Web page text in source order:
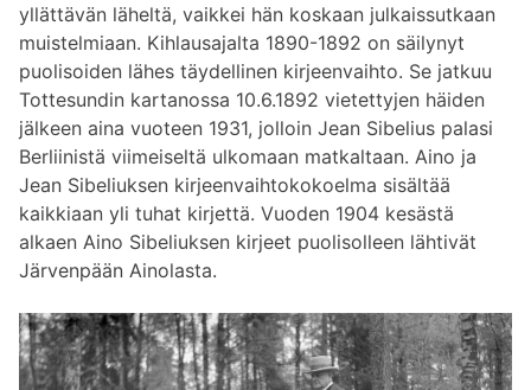
yllättävän läheltä, vaikkei hän koskaan julkaissutkaan
muistelmiaan. Kihlausajalta 1890-1892 on säilynyt
puolisoiden lähes täydellinen kirjeenvaihto. Se jatkuu
Tottesundin kartanossa 10.6.1892 vietettyjen häiden
jälkeen aina vuoteen 1931, jolloin Jean Sibelius palasi
Berliinistä viimeiseltä ulkomaan matkaltaan. Aino ja
Jean Sibeliuksen kirjeenvaihtokokoelma sisältää
kaikkiaan yli tuhat kirjettä. Vuoden 1904 kesästä
alkaen Aino Sibeliuksen kirjeet puolisolleen lähtivät
Järvenpään Ainolasta.